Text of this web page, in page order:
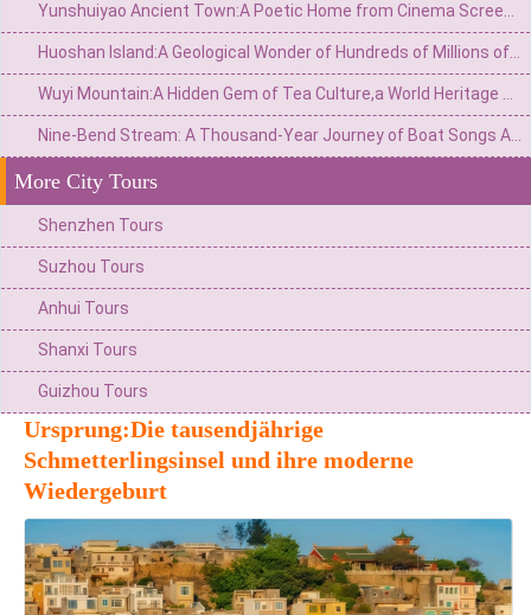
More City Tours
Shenzhen Tours
Suzhou Tours
Anhui Tours
Shanxi Tours
Guizhou Tours
Ursprung:Die tausendjährige
Schmetterlingsinsel und ihre moderne
Wiedergeburt